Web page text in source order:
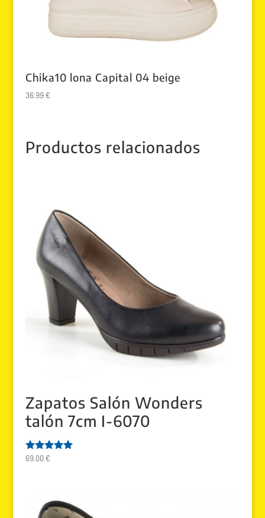
Chika10 lona Capital 04 beige
36.99€
Productos relacionados
Zapatos Salón Wonders
talón 7cm I-6070
Valorado
69.00€